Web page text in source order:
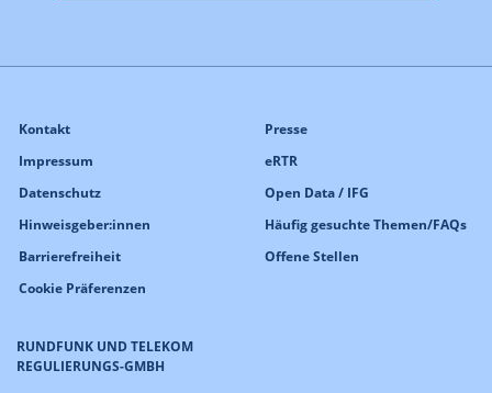
RUNDFUNK UND TELEKOM
REGULIERUNGS-GMBH
Kontakt
Impressum
Datenschutz
Hinweisgeber:innen
Barrierefreiheit
Cookie Präferenzen
Presse
eRTR
Open Data / IFG
Häufig gesuchte Themen/FAQs
Offene Stellen